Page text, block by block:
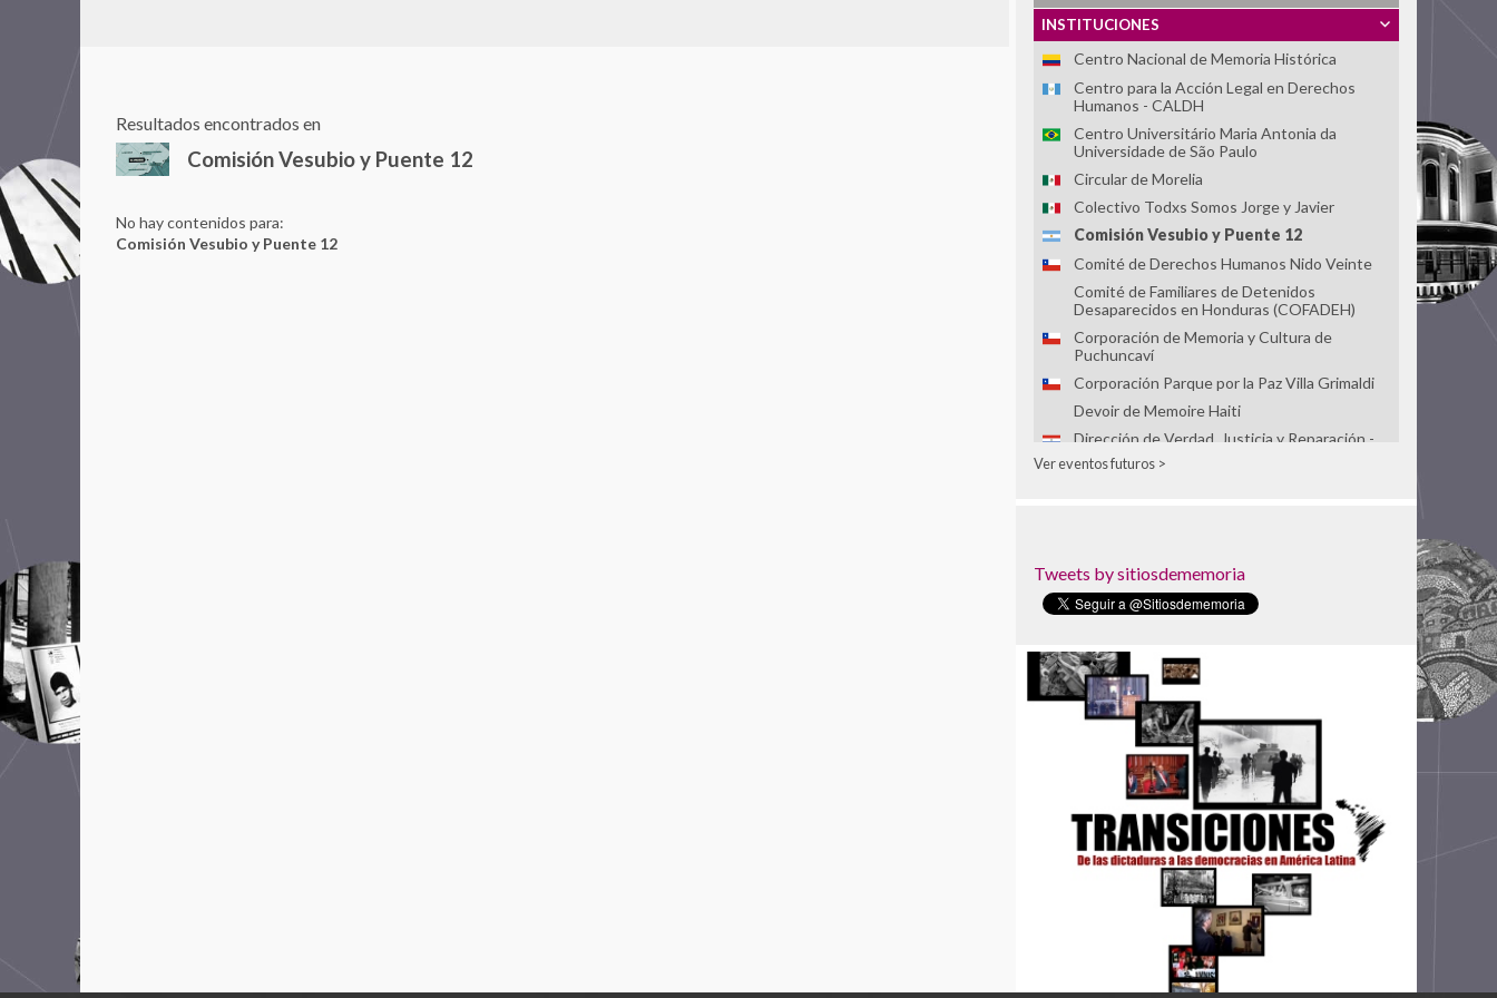
Resultados encontrados en
Comisión Vesubio y Puente 12
No hay contenidos para:
Comisión Vesubio y Puente 12
INSTITUCIONES
Centro de Memoria, Paz y Reconciliación
Centro Nacional de Memoria Histórica
Centro para la Acción Legal en Derechos
Humanos - CALDH
Centro Universitário Maria Antonia da
Universidade de São Paulo
Circular de Morelia
Colectivo Todxs Somos Jorge y Javier
Comisión Vesubio y Puente 12
Comité de Derechos Humanos Nido Veinte
Comité de Familiares de Detenidos
Desaparecidos en Honduras (COFADEH)
Corporación de Memoria y Cultura de
Puchuncaví
Corporación Parque por la Paz Villa Grimaldi
Devoir de Memoire Haiti
Dirección de Verdad, Justicia y Reparación -
Defensoría del Pueblo
Estadio Nacional
Faro de la Memoria
Domingo Cañas
Fundación de Ayuda Social de las Iglesias
Cristianas
Fundación Grupo de Apoyo Mutuo (GAM)
Fundación Zelmar Michelini
Instituto Internacional de Aprendizaje para la
Reconciliación Social -IIARS
Asociación Centro Loyola Ayacucho
LUME - Lugar de Memoria para la Democracia
Memoria Abierta
Memorial Brumadinho
Memorial da Democracia de Paraíba
Memorial da Resistência de São Paulo -
Associação Pinacoteca Arte e Cultura
Ver eventos futuros >
Tweets by sitiosdememoria